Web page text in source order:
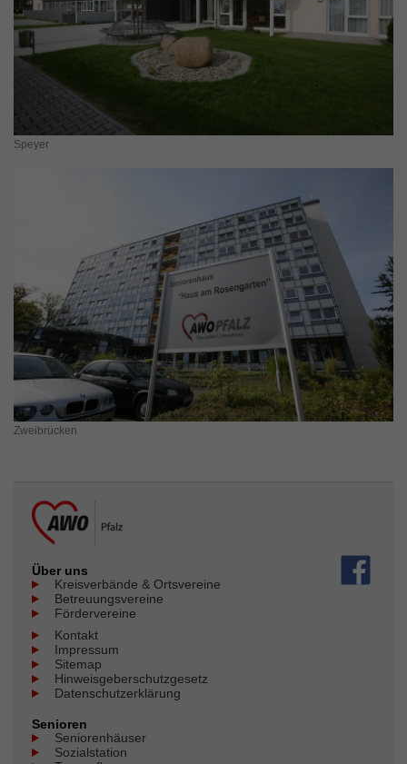
Speyer
Zweibrücken
Über uns
Kreisverbände & Ortsvereine
Betreuungsvereine
Fördervereine
Kontakt
Impressum
Sitemap
Hinweisgeberschutzgesetz
Datenschutzerklärung
Senioren
Seniorenhäuser
Sozialstation